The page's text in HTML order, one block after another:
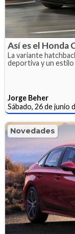
Así es el Honda
La variante
deportiva y un estilo
Jorge Beher
Sábado, 26 de junio
Novedades